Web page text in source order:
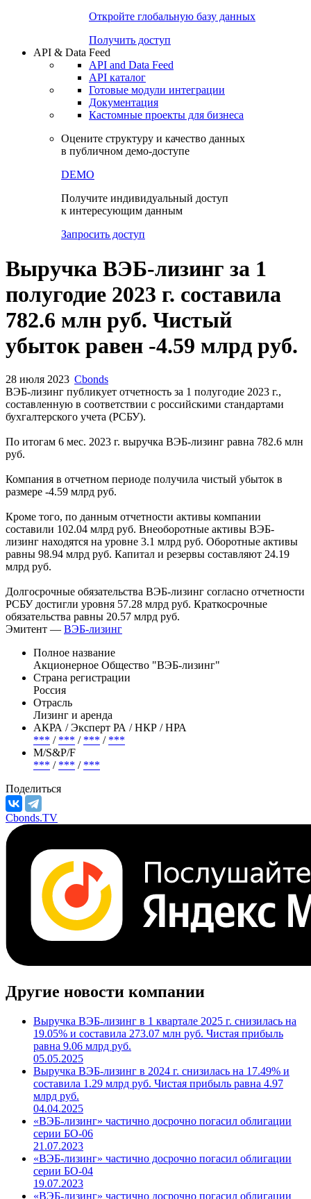
Проверка контрагента
Попробуйте7-дневный
Откройте глобальную базу данных
Получить доступ
API & Data Feed
API and Data Feed
Готовые модули интеграции
Документация
в публичном демо-доступе
Выручка ВЭБ-лизинг за 1
полугодие 2023 г. составила
убыток равен -4.59 млрд руб.
ВЭБ-лизинг публикует отчетность за 1 полугодие 2023 г.,
составленную в соответствии с российскими стандартами
По итогам 6 мес. 2023 г. выручка ВЭБ-лизинг равна 782.6 млн
Компания в отчетном периоде получила чистый убыток в
размере -4.59 млрд руб.
Кроме того, по данным отчетности активы компании
лизинг находятся на уровне 3.1 млрд руб. Оборотные активы
равны 98.94 млрд руб. Капитал и резервы составляют 24.19
млрд руб.
РСБУ достигли уровня 57.28 млрд руб. Краткосрочные
обязательства равны 20.57 млрд руб.
Эмитент —ВЭБ-лизинг
Полное название
Акционерное Общество "ВЭБ-лизинг"
Страна регистрации
Россия
Отрасль
Лизинг и аренда
***/***
М/S&P/F
***/
Поделиться
Cbonds.TV
Другие новости компании
Выручка ВЭБ-лизинг в 1 квартале 2025 г. снизилась на
19.05% и составила 273.07 млн руб. Чистая прибыль
равна 9.06 млрд руб.
05.05.2025
Выручка ВЭБ-лизинг в 2024 г. снизилась на 17.49% и
составила 1.29 млрд руб. Чистая прибыль равна 4.97
млрд руб.
04.04.2025
«ВЭБ-лизинг» частично досрочно погасил облигации
серии БО-06
21.07.2023